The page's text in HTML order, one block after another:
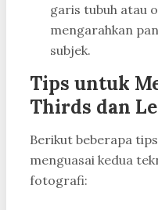
garis tubuh atau
mengarahkan
subjek.
Tips untuk
Thirds dan
Berikut beberapa
menguasai kedua
fotografi: